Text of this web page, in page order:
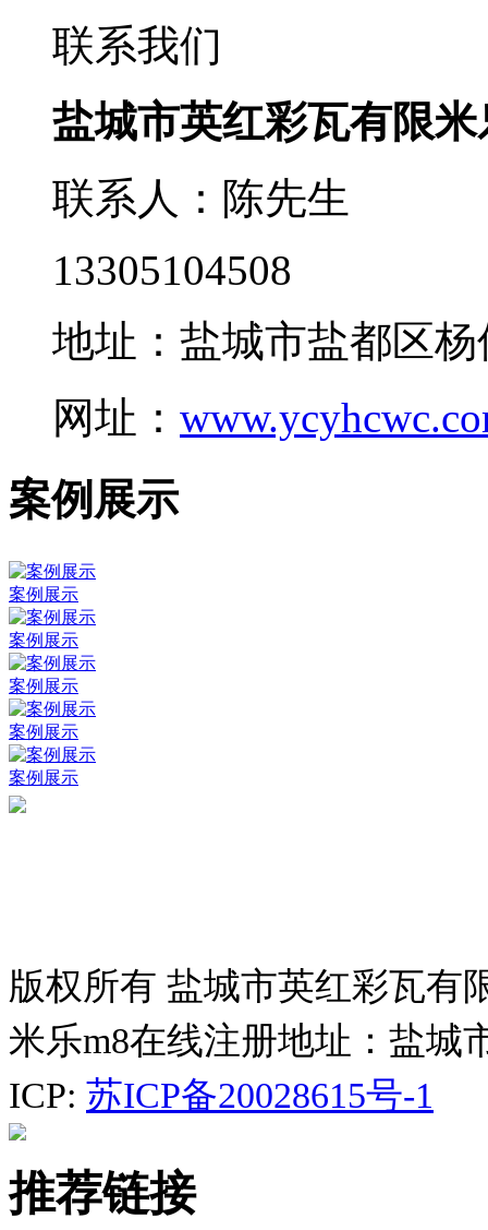
联系我们
盐城市英红彩瓦有限
联系人：陈先生
13305104508
地址：盐城市盐都区
网址：
案例展示
案例展示
案例展示
案例展示
案例展示
案例展示
版权所有 盐城市英红彩瓦有
米乐m8在线注册地址：盐城
ICP: 苏ICP备20028615号-1
推荐链接